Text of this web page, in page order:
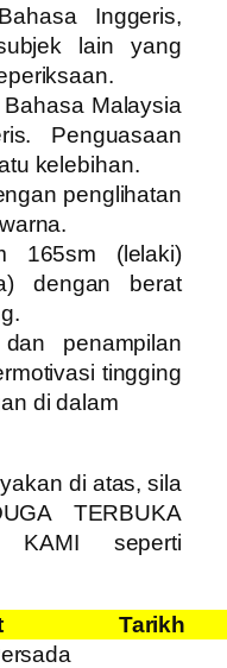
Inggeris,
lain yang
Malaysia
Penguasaan
kelebihan.
penglihatan
165sm (lelaki)
dengan berat
penampilan
tingging
di dalam
di atas, sila
TERBUKA
KAMI seperti
Tarikh